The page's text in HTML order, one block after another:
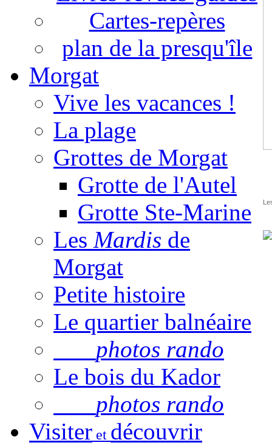
Cartes-repères
plan de la presqu'île
Morgat
Vive les vacances !
La plage
Grottes de Morgat
Grotte de l'Autel
Grotte Ste-Marine
Les Mardis de
Morgat
Petite histoire
Le quartier balnéaire
photos rando
Le bois du Kador
photos rando
Visiter et découvrir